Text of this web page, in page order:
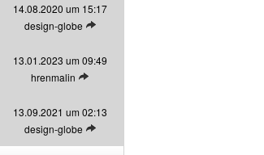
14.08.2020 um 15:17
design-globe Letzten Beitrag anzeigen
13.01.2023 um 09:49
hrenmalin Letzten Beitrag anzeigen
13.09.2021 um 02:13
design-globe Letzten Beitrag anzeigen